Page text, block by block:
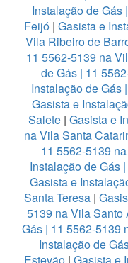
Instalação de
Feijó | Gasista e
Vila Ribeiro de
11 5562-5139 na
de Gás | 11
Instalação de Gás
Gasista e
Salete | Gasista e
na Vila Santa
11 5562-5139
Instalação de Gás
Gasista e
Santa Teresa |
5139 na Vila Santo
Gás | 11 5562-5139
Instalação de